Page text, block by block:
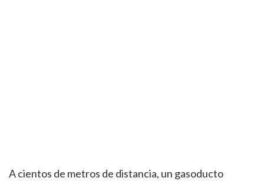
A cientos de metros de distancia, un gasoducto